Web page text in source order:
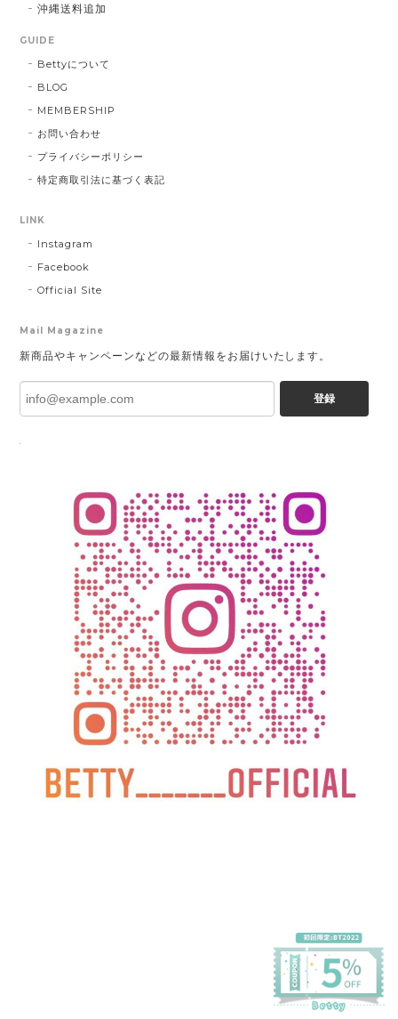
沖縄送料追加
GUIDE
Bettyについて
BLOG
MEMBERSHIP
お問い合わせ
プライバシーポリシー
特定商取引法に基づく表記
LINK
Instagram
Facebook
Official Site
Mail Magazine
新商品やキャンペーンなどの最新情報をお届けいたします。
登録